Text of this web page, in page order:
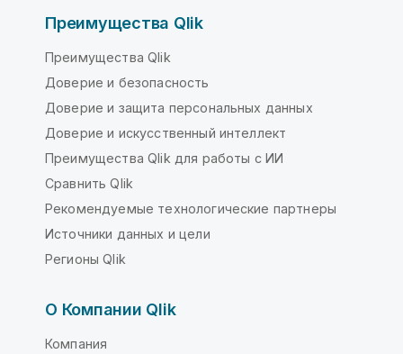
Преимущества Qlik
Преимущества Qlik
Доверие и безопасность
Доверие и защита персональных данных
Доверие и искусственный интеллект
Преимущества Qlik для работы с ИИ
Сравнить Qlik
Рекомендуемые технологические партнеры
Источники данных и цели
Регионы Qlik
О Компании Qlik
Компания